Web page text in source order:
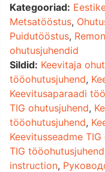
Kategooriad:
Metsatööstus,
Puidutööstus,
ohutusjuhendid
Sildid: Keevitaja
tööohutusjuhend,
Keevitusaparaadi
TIG ohutusjuhend,
tööohutusjuhend,
Keevitusseadme
TIG tööohutusjuhend
instruction,